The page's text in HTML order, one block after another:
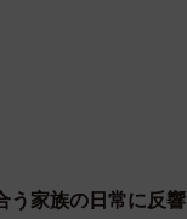
家族の日常に反響